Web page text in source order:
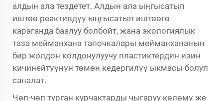
алдын ала тездетет. Алдын ала ыңгысатып
иштөө реактивдүү ыңгысатып иштөөгө
караганда баалуу болбойт, жана экологиялык
таза мейманхана тапочкалары мейманхананын
бир жолдон колдонулуучу пластиктердин изин
кичинейтүүнүн төмөн кедергилүү ыкмасы болуп
саналат.
Чөп-чөп турган курчактарды чыгаруу көлөмү же